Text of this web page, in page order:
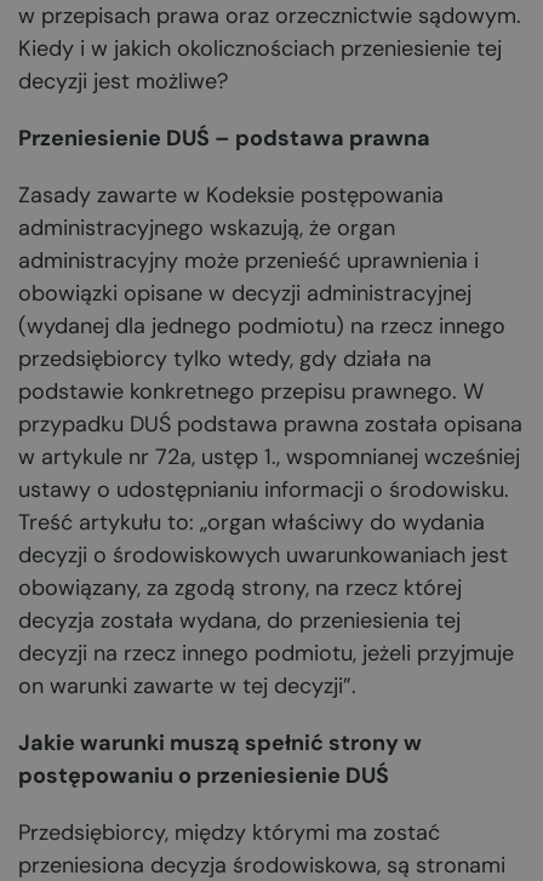
w przepisach prawa oraz orzecznictwie sądowym.
Kiedy i w jakich okolicznościach przeniesienie tej
decyzji jest możliwe?
Przeniesienie DUŚ – podstawa prawna
Zasady zawarte w Kodeksie postępowania
administracyjnego wskazują, że organ
administracyjny może przenieść uprawnienia i
obowiązki opisane w decyzji administracyjnej
(wydanej dla jednego podmiotu) na rzecz innego
przedsiębiorcy tylko wtedy, gdy działa na
podstawie konkretnego przepisu prawnego. W
przypadku DUŚ podstawa prawna została opisana
w artykule nr 72a, ustęp 1., wspomnianej wcześniej
ustawy o udostępnianiu informacji o środowisku.
Treść artykułu to: „organ właściwy do wydania
decyzji o środowiskowych uwarunkowaniach jest
obowiązany, za zgodą strony, na rzecz której
decyzja została wydana, do przeniesienia tej
decyzji na rzecz innego podmiotu, jeżeli przyjmuje
on warunki zawarte w tej decyzji”.
Jakie warunki muszą spełnić strony w
postępowaniu o przeniesienie DUŚ
Przedsiębiorcy, między którymi ma zostać
przeniesiona decyzja środowiskowa, są stronami